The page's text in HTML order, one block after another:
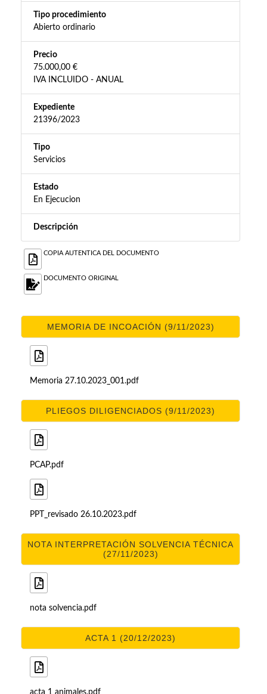
Tipo procedimiento
Abierto ordinario
Precio
75.000,00 €
IVA INCLUIDO - ANUAL
Expediente
21396/2023
Tipo
Servicios
Estado
En Ejecucion
Descripción
COPIA AUTENTICA DEL DOCUMENTO
DOCUMENTO ORIGINAL
MEMORIA DE INCOACIÓN (9/11/2023)
Memoria 27.10.2023_001.pdf
PLIEGOS DILIGENCIADOS (9/11/2023)
PCAP.pdf
PPT_revisado 26.10.2023.pdf
NOTA INTERPRETACIÓN SOLVENCIA TÉCNICA
(27/11/2023)
nota solvencia.pdf
ACTA 1 (20/12/2023)
acta 1 animales.pdf